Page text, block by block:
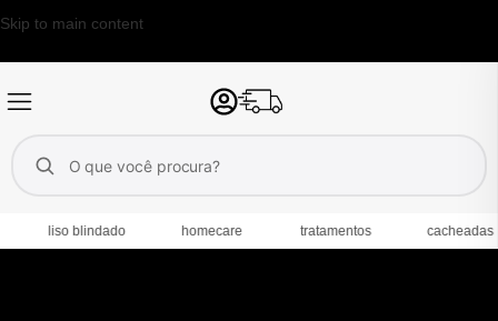
Skip to main content
liso blindado homecare tratamentos cacheadas